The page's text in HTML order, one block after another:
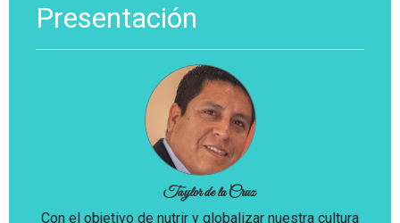
Presentación
Taylor de la Cruz
Con el objetivo de nutrir y globalizar nuestra cultura